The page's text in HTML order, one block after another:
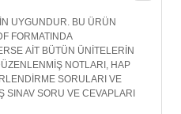
UYGUNDUR. BU ÜRÜN
FORMATINDA
AİT BÜTÜN ÜNİTELERİN
NOTLARI, HAP
SORULARI VE
SORU VE CEVAPLARI